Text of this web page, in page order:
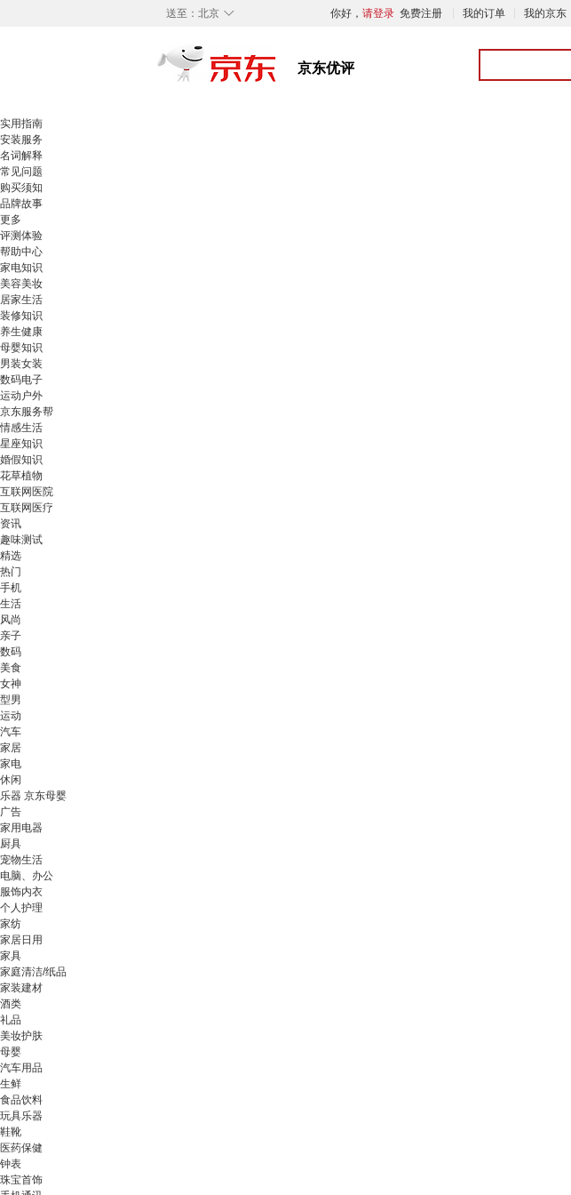
◇
送至： 北京 你好， 请登录 免费注册 我的订单 我的京东
实用指南
安装服务
名词解释
常见问题
购买须知
品牌故事
更多
评测体验
帮助中心
家电知识
美容美妆
居家生活
装修知识
养生健康
母婴知识
男装女装
数码电子
运动户外
京东服务帮
情感生活
星座知识
婚假知识
花草植物
互联网医院
互联网医疗
资讯
趣味测试
精选
热门
手机
生活
风尚
亲子
数码
美食
女神
型男
运动
汽车
家居
家电
休闲
乐器 京东母婴
广告
家用电器
厨具
宠物生活
电脑、办公
服饰内衣
个人护理
家纺
家居日用
家具
家庭清洁/纸品
家装建材
酒类
礼品
美妆护肤
母婴
汽车用品
生鲜
食品饮料
玩具乐器
鞋靴
医药保健
钟表
珠宝首饰